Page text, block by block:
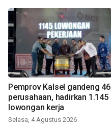
Pemprov Kalsel gandeng 46
perusahaan, hadirkan 1.145
lowongan kerja
Selasa, 4 Agustus 2026